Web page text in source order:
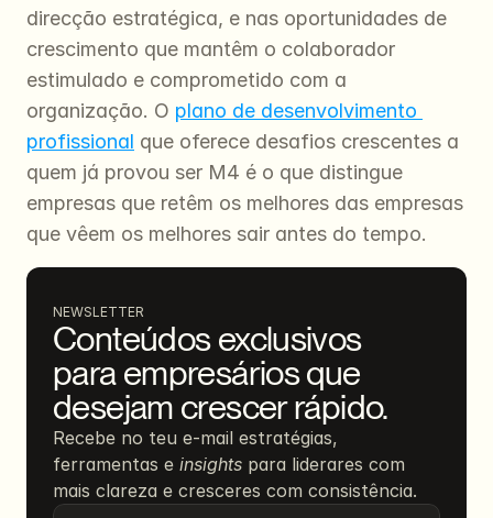
direcção estratégica, e nas oportunidades de
crescimento que mantêm o colaborador
estimulado e comprometido com a
organização. O plano de desenvolvimento
profissional que oferece desafios crescentes a
quem já provou ser M4 é o que distingue
empresas que retêm os melhores das empresas
que vêem os melhores sair antes do tempo.
NEWSLETTER
Conteúdos exclusivos
para empresários que
desejam crescer rápido.
Recebe no teu e-mail estratégias,
ferramentas e insights para liderares com
mais clareza e cresceres com consistência.